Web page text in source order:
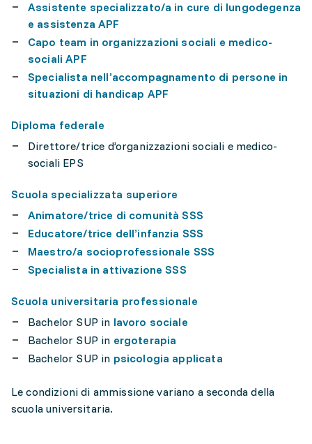
Assistente specializzato/a in cure di lungodegenza
e assistenza APF
Capo team in organizzazioni sociali e medico-
sociali APF
Specialista nell’accompagnamento di persone in
situazioni di handicap APF
Diploma federale
Direttore/trice d’organizzazioni sociali e medico-
sociali EPS
Scuola specializzata superiore
Animatore/trice di comunità SSS
Educatore/trice dell’infanzia SSS
Maestro/a socioprofessionale SSS
Specialista in attivazione SSS
Scuola universitaria professionale
Bachelor SUP in lavoro sociale
Bachelor SUP in ergoterapia
Bachelor SUP in psicologia applicata
Le condizioni di ammissione variano a seconda della
scuola universitaria.